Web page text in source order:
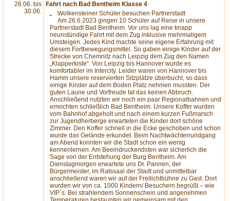
26.06. bis
30.06.
Fahrt nach Bad Bentheim Klasse 4
Wolkensteiner Schüler besuchen Partnerstadt
Am 26.6.2023 gingen 10 Schüler auf Reise in unsere
Partnerstadt Bad Bentheim. Vor uns lag eine knapp
neunstündige Fahrt mit dem Zug inklusive mehrmaligem
Umsteigen. Jedes Kind machte seine eigene Erfahrung mit
diesem Fortbewegungsmittel. So gaben einige Kinder auf der
Strecke von Chemnitz nach Leipzig dem Zug den Namen
„Klapperkiste“. Von Leipzig bis Hannover wurde es
komfortabler im Intercity. Leider waren von Hannover bis
Hamm unsere reservierten Sitzplätze überbucht, so dass
einige Kinder auf dem Boden Platz nehmen mussten. Der
guten Laune und Vorfreude tat das keinen Abbruch.
Anschließend nutzten wir noch ein paar Regionalbahnen und
erreichten schließlich Bad Bentheim. Unsere Koffer wurden
vom Bahnhof abgeholt und nach einem kurzen Fußmarsch
zur Jugendherberge erwarteten die Kinder dort schöne
Zimmer. Den Koffer schnell in die Ecke geschoben und schon
wurde das Gelände erkundet. Beim Nachtwächterrundgang
am Abend konnten wir die Stadt schon ein wenig
kennenlernen. Am Beeindruckendsten war sicherlich die
Sage von der Entstehung der Burg Bentheim. Am
Dienstagmorgen erwartete uns Dr. Pannen, der
Bürgermeister, im Ratssaal der Stadt und unmittelbar
anschließend waren wir auf der Freilichtbühne zu Gast. Dort
wurden wir von ca. 1000 Kindern/ Besuchern begrüßt – wie
VIP`s. Bei strahlendem Sonnenschein und angenehmen